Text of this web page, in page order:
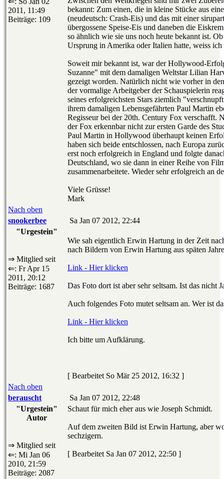
2011, 11:49
Beiträge: 109
bekannt: Zum einen, die in kleine Stücke aus
(neudeutsch: Crash-Eis) und das mit einer
übergossene Speise-Eis und daneben die
so ähnlich wie sie uns noch heute bekannt ist.
Ursprung in Amerika oder Italien hatte, weiss
Soweit mir bekannt ist, war der Hollywood-
Suzanne" mit dem damaligen Weltstar Lilian
gezeigt worden. Natürlich nicht wie vorher in
der vormalige Arbeitgeber der Schauspielerin
seines erfolgreichsten Stars ziemlich
ihrem damaligen Lebensgefährten Paul Martin
Regisseur bei der 20th. Century Fox verschafft.
der Fox erkennbar nicht zur ersten Garde des
Paul Martin in Hollywood überhaupt keinen
haben sich beide entschlossen, nach Europa
erst noch erfolgreich in England und folgte
Deutschland, wo sie dann in einer Reihe von
zusammenarbeitete. Wieder sehr erfolgreich an
Viele Grüsse!
Mark
Nach oben
snookerbee
Sa Jan 07 2012, 22:44
"Urgestein"
⇒ Mitglied seit
⇐: Fr Apr 15
2011, 20:12
Beiträge: 1687
Wie sah eigentlich Erwin Hartung in der Zeit
nach Bildern von Erwin Hartung aus späten
Link - Hier klicken
Das Foto dort ist aber sehr seltsam. Ist das nicht
Auch folgendes Foto mutet seltsam an. Wer ist
Link - Hier klicken
Ich bitte um Aufklärung.
[ Bearbeitet So Mär 25 2012, 16:32 ]
Nach oben
berauscht
Sa Jan 07 2012, 22:48
"Urgestein"
Autor
⇒ Mitglied seit
⇐: Mi Jan 06
2010, 21:59
Beiträge: 2087
Schaut für mich eher aus wie Joseph Schmidt.
Auf dem zweiten Bild ist Erwin Hartung, aber
sechzigern.
[ Bearbeitet Sa Jan 07 2012, 22:50 ]